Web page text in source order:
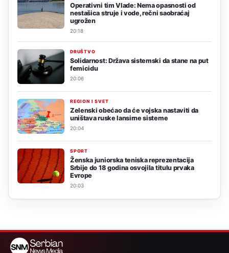
Operativni tim Vlade: Nema opasnosti od
nestašica struje i vode, rečni saobraćaj
ugrožen
20:18
DRUŠTVO
Solidarnost: Država sistemski da stane na put
femicidu
20:06
REGION I SVET
Zelenski obećao da će vojska nastaviti da
uništava ruske lansirne sisteme
20:04
SPORT
Ženska juniorska teniska reprezentacija
Srbije do 18 godina osvojila titulu prvaka
Evrope
20:03